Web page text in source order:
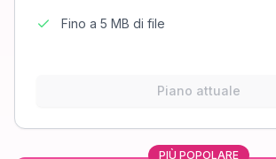
Fino a 5 MB di file
Piano attuale
PIÙ POPOLARE